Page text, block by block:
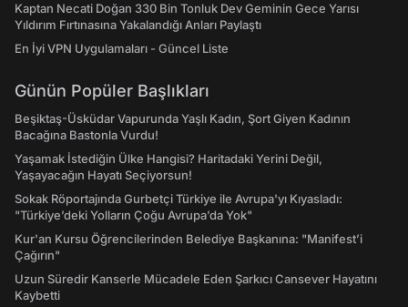
Kaptan Necati Doğan 330 Bin Tonluk Dev Geminin Gece Yarısı
Yıldırım Fırtınasına Yakalandığı Anları Paylaştı
En İyi VPN Uygulamaları - Güncel Liste
Günün Popüler Başlıkları
Beşiktaş-Üsküdar Vapurunda Yaşlı Kadın, Şort Giyen Kadının
Bacağına Bastonla Vurdu!
Yaşamak İstediğin Ülke Hangisi? Haritadaki Yerini Değil,
Yaşayacağın Hayatı Seçiyorsun!
Sokak Röportajında Gurbetçi Türkiye ile Avrupa'yı Kıyasladı:
"Türkiye’deki Yolların Çoğu Avrupa’da Yok"
Kur'an Kursu Öğrencilerinden Belediye Başkanına: "Manifest’i
Çağırın"
Uzun Süredir Kanserle Mücadele Eden Şarkıcı Cansever Hayatını
Kaybetti